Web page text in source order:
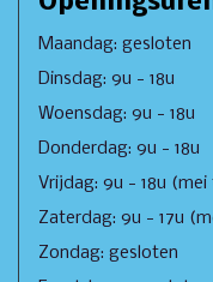
Maandag: gesloten
Dinsdag: 9u - 18u
Woensdag: 9u - 18u
Donderdag: 9u - 18u
Vrijdag: 9u - 18u
Zaterdag: 9u - 17u
Zondag: gesloten